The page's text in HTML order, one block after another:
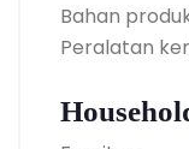
Bahan
Peralatan